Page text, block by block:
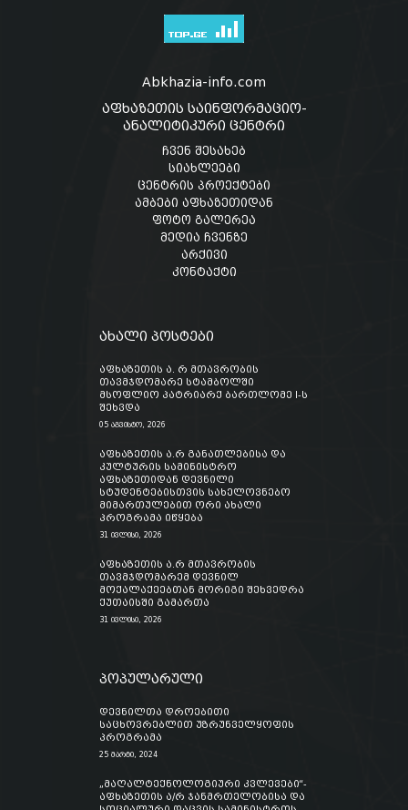
Abkhazia-info.com
აფხაზეთის საინფორმაციო-
ანალიტიკური ცენტრი
ჩვენ შესახებ
სიახლეები
ცენტრის პროექტები
ამბები აფხაზეთიდან
ფოტო გალერეა
მედია ჩვენზე
არქივი
კონტაქტი
ახალი პოსტები
აფხაზეთის ა. რ მთავრობის
თავმჯდომარე სტამბოლში
მსოფლიო პატრიარქ ბართლომე I-ს
შეხვდა
05 აგვისტო, 2026
აფხაზეთის ა.რ განათლებისა და
კულტურის სამინისტრო
აფხაზეთიდან დევნილი
სტუდენტებისთვის სახელოვნებო
მიმართულებით ორი ახალი
პროგრამა იწყება
31 ივლისი, 2026
აფხაზეთის ა.რ მთავრობის
თავმჯდომარემ დევნილ
მოქალაქეებთან მორიგი შეხვედრა
ქუთაისში გამართა
31 ივლისი, 2026
პოპულარული
დევნილთა დროებითი
საცხოვრებლით უზრუნველყოფის
პროგრამა
25 მარტი, 2024
„მაღალტექნოლოგიური კვლევები“-
აფხაზეთის ა/რ ჯანმრთელობისა და